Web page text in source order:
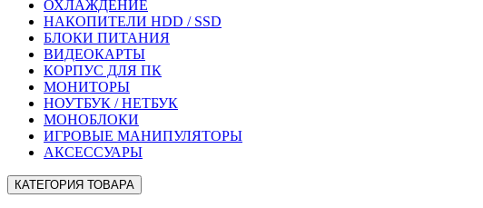
ОХЛАЖДЕНИЕ
НАКОПИТЕЛИ HDD / SSD
БЛОКИ ПИТАНИЯ
ВИДЕОКАРТЫ
КОРПУС ДЛЯ ПК
МОНИТОРЫ
НОУТБУК / НЕТБУК
МОНОБЛОКИ
ИГРОВЫЕ МАНИПУЛЯТОРЫ
АКСЕССУАРЫ
КАТЕГОРИЯ ТОВАРА